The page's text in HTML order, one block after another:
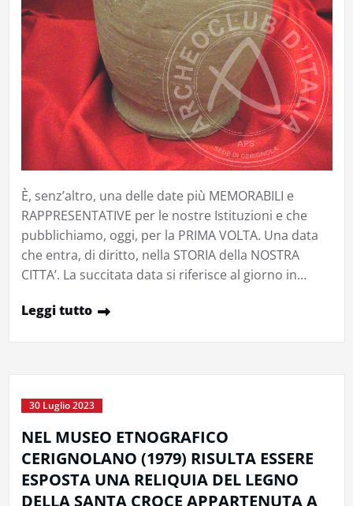
È, senz’altro, una delle date più MEMORABILI e
RAPPRESENTATIVE per le nostre Istituzioni e che
pubblichiamo, oggi, per la PRIMA VOLTA. Una data
che entra, di diritto, nella STORIA della NOSTRA
CITTA’. La succitata data si riferisce al giorno in…
Leggi tutto
30 Luglio 2023
NEL MUSEO ETNOGRAFICO
CERIGNOLANO (1979) RISULTA ESSERE
ESPOSTA UNA RELIQUIA DEL LEGNO
DELLA SANTA CROCE APPARTENUTA A